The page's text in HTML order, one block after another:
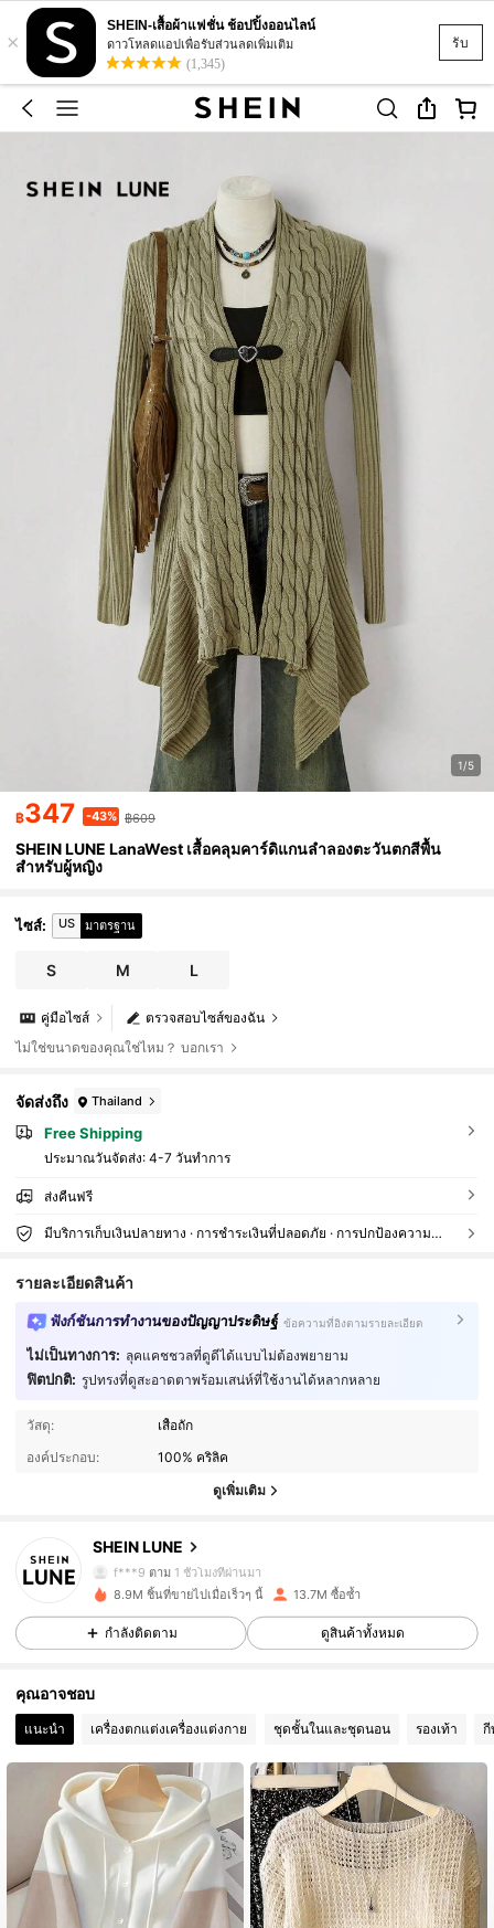
รับ
×
SHEIN-เสื้อผ้าแฟชั่น ช้อปปิ้งออนไลน์
ดาวโหลดแอปเพื่อรับส่วนลดเพิ่มเติม
(1,345)
1/5
฿347 -43% ฿609
SHEIN LUNE LanaWest เสื้อคลุมคาร์ดิแกนลำลองตะวันตกสีพื้น
สำหรับผู้หญิง
ไซส์: US มาตรฐาน
S M L
ตรวจสอบไซส์ของฉัน
คู่มือไซส์
ไม่ใช่ขนาดของคุณใช่ไหม？ บอกเรา
จัดส่งถึง Thailand
Free Shipping
ประมาณวันจัดส่ง: 4-7 วันทำการ
ส่งคืนฟรี
มีบริการเก็บเงินปลายทาง · การชำระเงินที่ปลอดภัย · การปกป้องความเป็นส่วนตัว
รายละเอียดสินค้า
ฟังก์ชันการทำงานของปัญญาประดิษฐ์ ข้อความที่อิงตามรายละเอียด
ไม่เป็นทางการ: ลุคแคชชวลที่ดูดีได้แบบไม่ต้องพยายาม
ฟิตปกติ: รูปทรงที่ดูสะอาดตาพร้อมเสน่ห์ที่ใช้งานได้หลากหลาย
วัสดุ:
เสื้อถัก
องค์ประกอบ:
100% คริลิค
ดูเพิ่มเติม
SHEIN LUNE
4.91 1M ผู้ติดตาม
1M ผู้ติดตาม
f***9 ตาม 1 ชั่วโมงที่ผ่านมา
4.91 1M ผู้ติดตาม
4.91 1M ผู้ติดตาม
8.9M ชิ้นที่ขายไปเมื่อเร็วๆ นี้ 13.7M ซื้อซ้ำ
กำลังติดตาม ดูสินค้าทั้งหมด
คุณอาจชอบ
แนะนำ เครื่องตกแต่งเครื่องแต่งกาย ชุดชั้นในและชุดนอน รองเท้า กี